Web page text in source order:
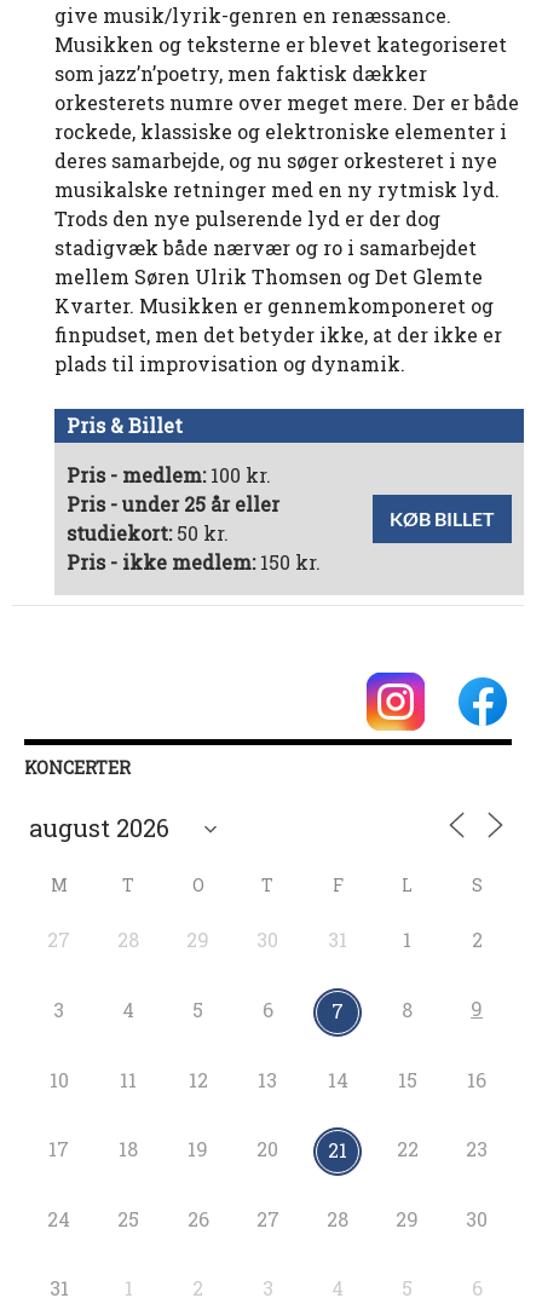
give musik/lyrik-genren en renæssance.
Musikken og teksterne er blevet kategoriseret
som jazz’n’poetry, men faktisk dækker
orkesterets numre over meget mere. Der er både
rockede, klassiske og elektroniske elementer i
deres samarbejde, og nu søger orkesteret i nye
musikalske retninger med en ny rytmisk lyd.
Trods den nye pulserende lyd er der dog
stadigvæk både nærvær og ro i samarbejdet
mellem Søren Ulrik Thomsen og Det Glemte
Kvarter. Musikken er gennemkomponeret og
finpudset, men det betyder ikke, at der ikke er
plads til improvisation og dynamik.
Pris & Billet
Pris - medlem:100 kr.
Pris - under 25 år eller
studiekort:50 kr.
Pris - ikke medlem:150 kr.
KØB BILLET
KONCERTER
M T O T F L S
27 28 29 30 31 1 2
3 4 5 6 7 8 9
10 11 12 13 14 15 16
17 18 19 20 21 22 23
24 25 26 27 28 29 30
31 1 2 3 4 5 6